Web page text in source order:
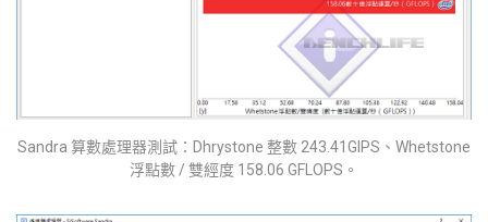
Sandra 算數處理器測試：Dhrystone 整數 243.41GIPS、Whetstone
浮點數 / 雙經度 158.06 GFLOPS。